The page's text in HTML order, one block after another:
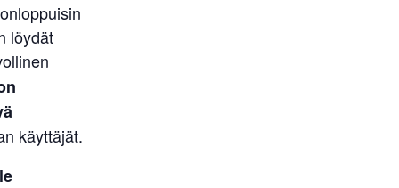
löydät
käyttäjät.